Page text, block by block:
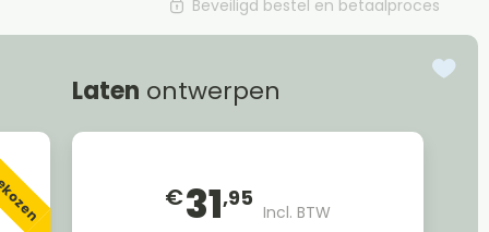
Beveiligd bestel en betaalproces
Laten ontwerpen
€31,95
Incl. BTW